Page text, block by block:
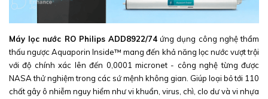
Máy lọc nước RO Philips ADD8922/74 ứng dụng công nghệ thẩm
thấu ngược Aquaporin Inside™ mang đến khả năng lọc nước vượt trội
với độ chính xác lên đến 0,0001 micronet - công nghệ từng được
NASA thử nghiệm trong các sứ mệnh không gian. Giúp loại bỏ tới 110
chất gây ô nhiễm nguy hiểm như vi khuẩn, virus, chì, clo dư và vi nhựa